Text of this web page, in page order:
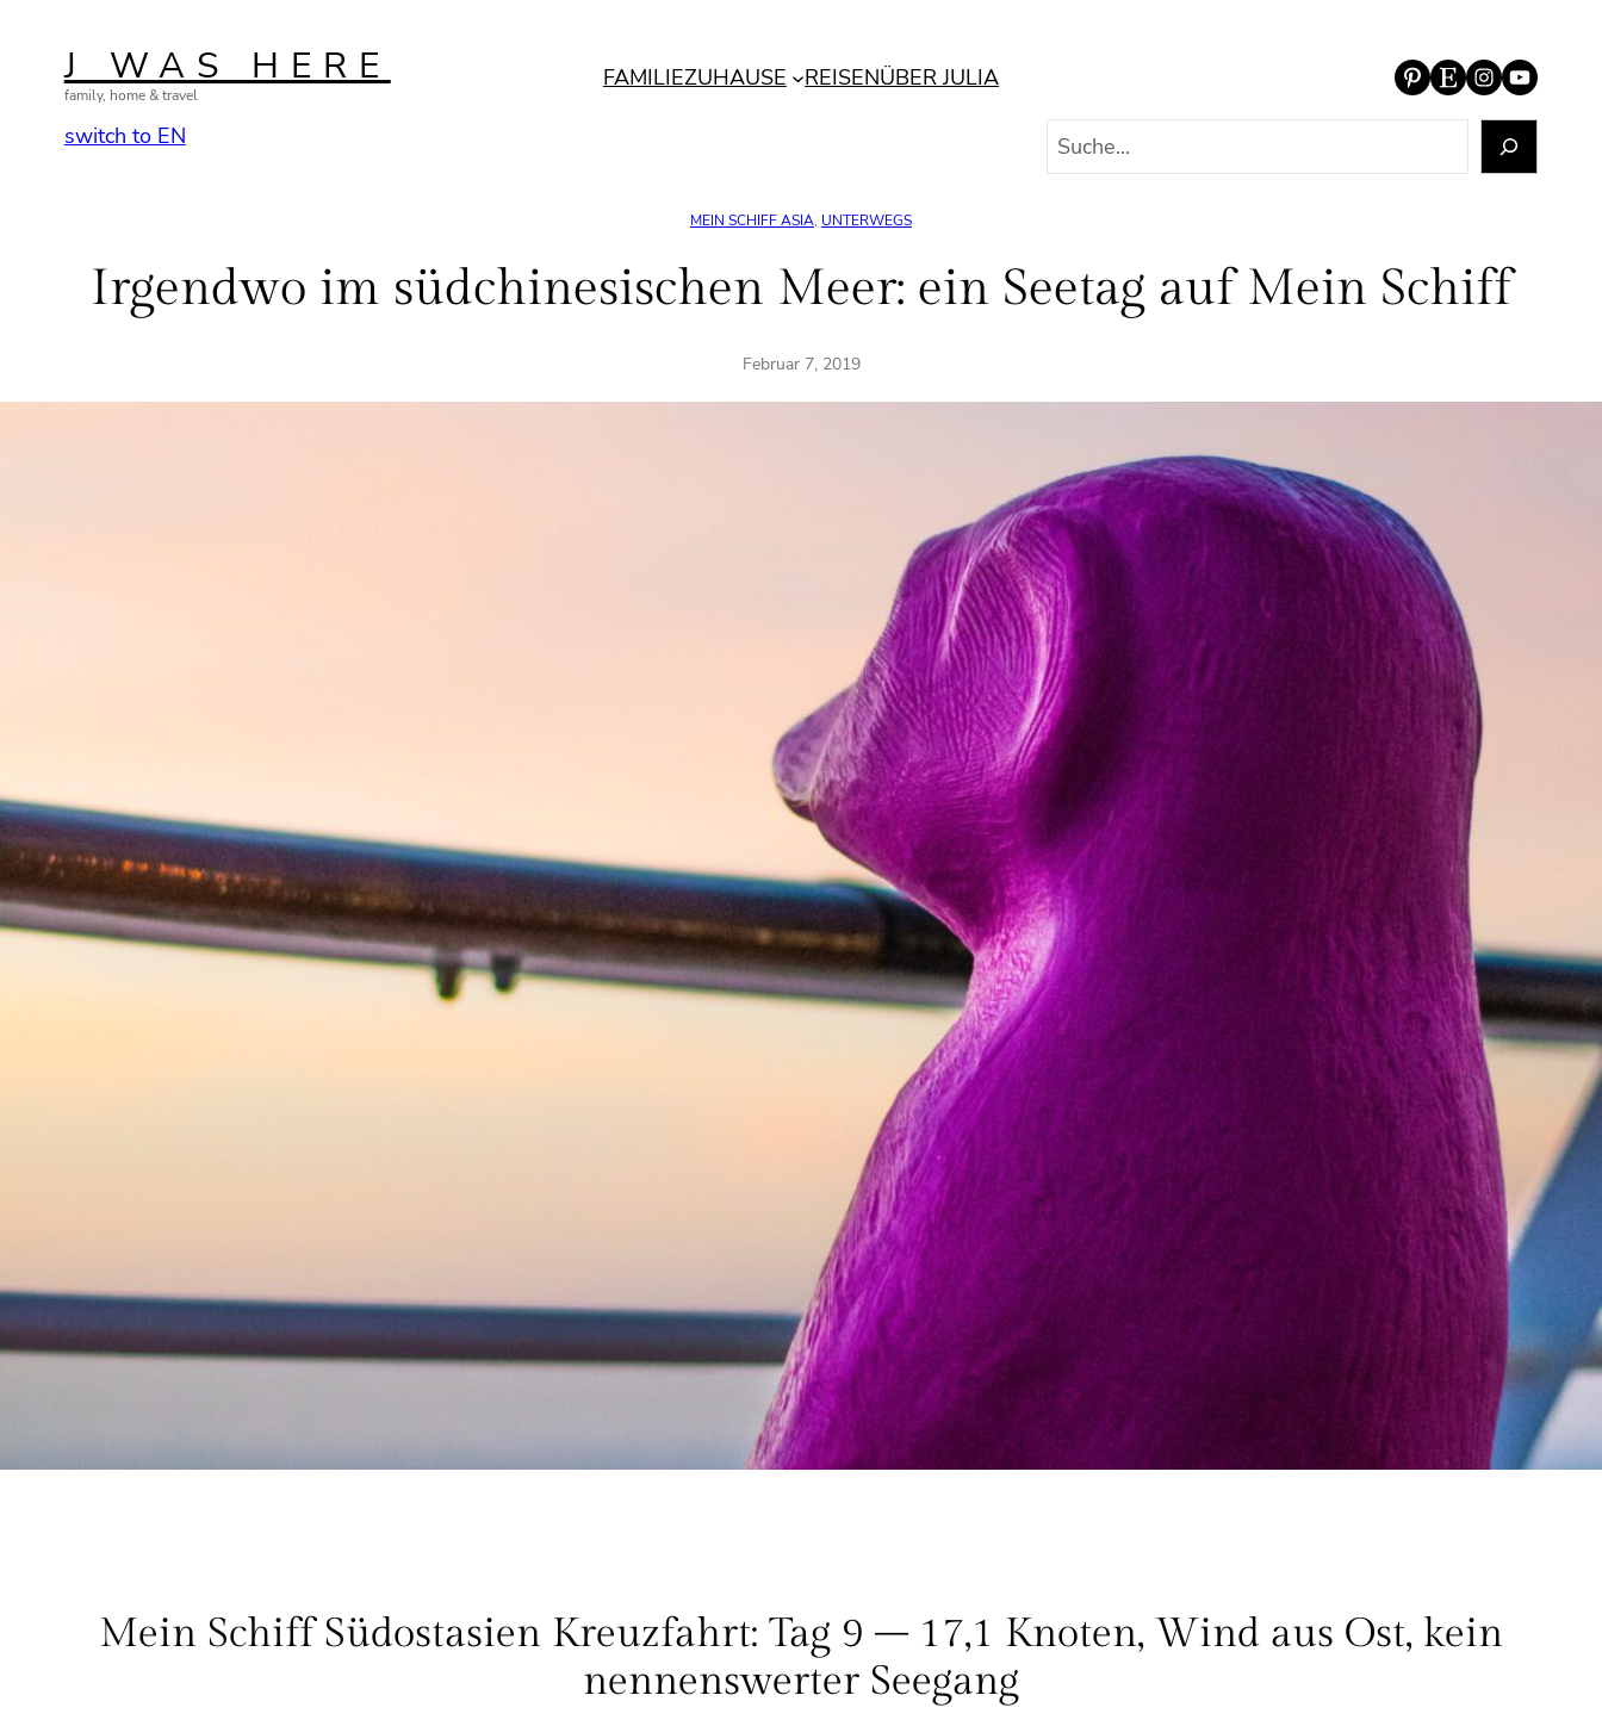
springenJ WAS HERE
family, home & travel
FAMILIEZUHAUSE REISENÜBER JULIA Pinterest Etsy Instagram YouTube
switch to EN
n
MEIN SCHIFF ASIA, UNTERWEGS
Irgendwo im südchinesischen Meer: ein Seetag auf Mein Schiff
Februar 7, 2019
Mein Schiff Südostasien Kreuzfahrt: Tag 9 – 17,1 Knoten, Wind aus Ost, kein
nennenswerter Seegang